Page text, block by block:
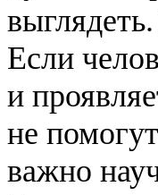
Если
и
не
важно